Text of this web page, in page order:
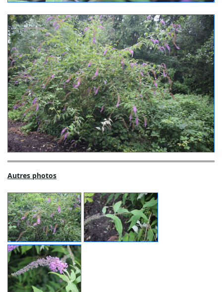
Autres photos